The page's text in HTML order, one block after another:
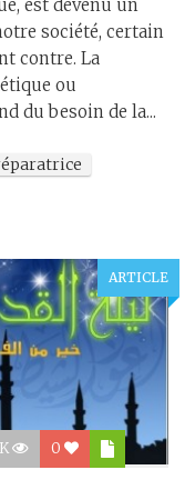
est devenu un
société, certain
contre. La
ou
du besoin de la...
ARTICLE
0